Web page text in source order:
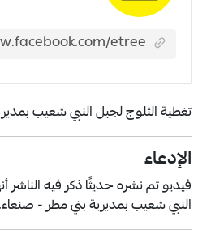
تغطية الثلوج لجبل النبي شعيب
الإدعاء
فيديو تم نشره حديثًا ذكر فيه الناشر
النبي شعيب بمديرية بني مطر -